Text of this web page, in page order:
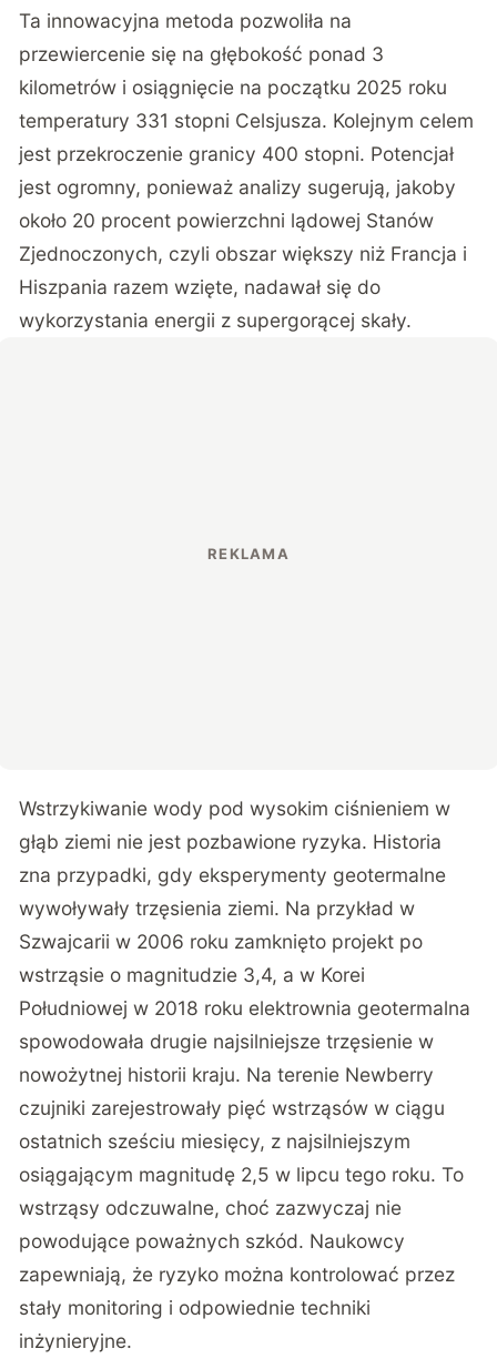
Ta innowacyjna metoda pozwoliła na
przewiercenie się na głębokość ponad 3
kilometrów i osiągnięcie na początku 2025 roku
temperatury 331 stopni Celsjusza. Kolejnym celem
jest przekroczenie granicy 400 stopni. Potencjał
jest ogromny, ponieważ analizy sugerują, jakoby
około 20 procent powierzchni lądowej Stanów
Zjednoczonych, czyli obszar większy niż Francja i
Hiszpania razem wzięte, nadawał się do
wykorzystania energii z supergorącej skały.
Wstrzykiwanie wody pod wysokim ciśnieniem w
głąb ziemi nie jest pozbawione ryzyka. Historia
zna przypadki, gdy eksperymenty geotermalne
wywoływały trzęsienia ziemi. Na przykład w
Szwajcarii w 2006 roku zamknięto projekt po
wstrząsie o magnitudzie 3,4, a w Korei
Południowej w 2018 roku elektrownia geotermalna
spowodowała drugie najsilniejsze trzęsienie w
nowożytnej historii kraju. Na terenie Newberry
czujniki zarejestrowały pięć wstrząsów w ciągu
ostatnich sześciu miesięcy, z najsilniejszym
osiągającym magnitudę 2,5 w lipcu tego roku. To
wstrząsy odczuwalne, choć zazwyczaj nie
powodujące poważnych szkód. Naukowcy
zapewniają, że ryzyko można kontrolować przez
stały monitoring i odpowiednie techniki
inżynieryjne.